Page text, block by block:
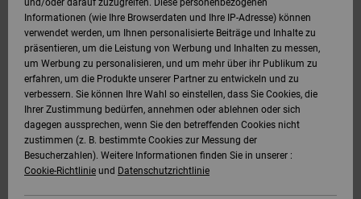
und/oder darauf zuzugreifen. Diese personenbezogenen
Informationen (wie Ihre Browserdaten und Ihre IP-Adresse) können
verwendet werden, um Ihnen personalisierte Beiträge und Inhalte zu
präsentieren, um die Leistung von Werbung und Inhalten zu messen,
um Werbung zu personalisieren, und um mehr über ihr Publikum zu
erfahren, um die Produkte unserer Partner zu entwickeln und zu
verbessern. Sie können Ihre Wahl so einstellen, dass Sie Cookies, die
Ihrer Zustimmung bedürfen, annehmen oder ablehnen oder sich
dagegen aussprechen, wenn Sie den betreffenden Cookies nicht
zustimmen (z. B. bestimmte Cookies zur Messung der
Besucherzahlen). Weitere Informationen finden Sie in unserer :
Cookie-Richtlinie und Datenschutzrichtlinie